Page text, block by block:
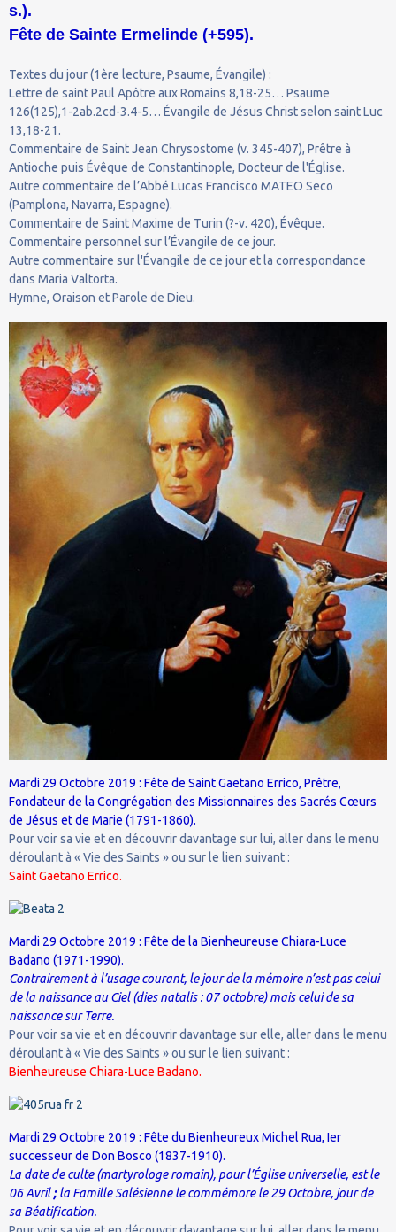
s.).
Fête de Sainte Ermelinde (+595).
Textes du jour (1ère lecture, Psaume, Évangile) :
Lettre de saint Paul Apôtre aux Romains 8,18-25… Psaume
126(125),1-2ab.2cd-3.4-5… Évangile de Jésus Christ selon saint Luc
13,18-21.
Commentaire de Saint Jean Chrysostome (v. 345-407), Prêtre à
Antioche puis Évêque de Constantinople, Docteur de l'Église.
Autre commentaire de l’Abbé Lucas Francisco MATEO Seco
(Pamplona, Navarra, Espagne).
Commentaire de Saint Maxime de Turin (?-v. 420), Évêque.
Commentaire personnel sur l’Évangile de ce jour.
Autre commentaire sur l'Évangile de ce jour et la correspondance
dans Maria Valtorta.
Hymne, Oraison et Parole de Dieu.
Mardi 29 Octobre 2019 : Fête de Saint Gaetano Errico, Prêtre,
Fondateur de la Congrégation des Missionnaires des Sacrés Cœurs
de Jésus et de Marie (1791-1860).
Pour voir sa vie et en découvrir davantage sur lui, aller dans le menu
déroulant à « Vie des Saints » ou sur le lien suivant :
Saint Gaetano Errico.
Mardi 29 Octobre 2019 : Fête de la Bienheureuse Chiara-Luce
Badano (1971-1990).
Contrairement à l’usage courant, le jour de la mémoire n’est pas celui
de la naissance au Ciel (dies natalis : 07 octobre) mais celui de sa
naissance sur Terre.
Pour voir sa vie et en découvrir davantage sur elle, aller dans le menu
déroulant à « Vie des Saints » ou sur le lien suivant :
Bienheureuse Chiara-Luce Badano.
Mardi 29 Octobre 2019 : Fête du Bienheureux Michel Rua, Ier
successeur de Don Bosco (1837-1910).
La date de culte (martyrologe romain), pour l’Église universelle, est le
06 Avril ;la Famille Salésienne le commémore le 29 Octobre, jour de
sa Béatification.